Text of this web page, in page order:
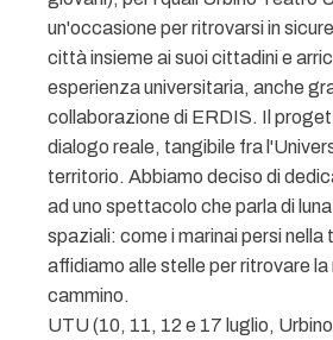
un'occasione per ritrovarsi in
città insieme ai suoi cittadini e
esperienza universitaria, anche
collaborazione di ERDIS. Il
dialogo reale, tangibile fra
territorio. Abbiamo deciso di
ad uno spettacolo che parla di
spaziali: come i marinai persi
affidiamo alle stelle per ritrovare
cammino. 
UTU (10, 11, 12 e 17 luglio,